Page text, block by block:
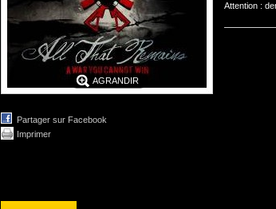
AGRANDIR
Partager sur Facebook
Imprimer
Attention :